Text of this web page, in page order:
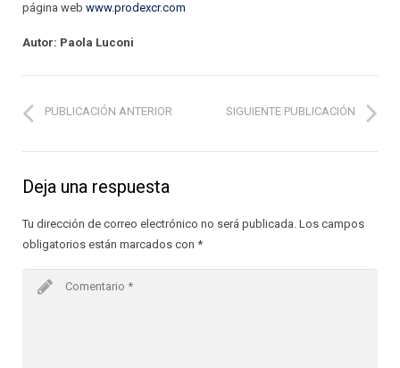
página web www.prodexcr.com
Autor: Paola Luconi
PUBLICACIÓN ANTERIOR SIGUIENTE PUBLICACIÓN
Deja una respuesta
Tu dirección de correo electrónico no será publicada. Los campos
obligatorios están marcados con *